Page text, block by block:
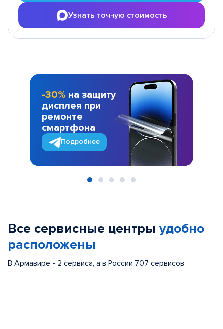
Узнать точную стоимость
-30% на защиту
дисплея при
ремонте
смартфона
Подробнее
Все сервисные центры удобно
расположены
В Армавире - 2 сервиса, а в России 707 сервисов